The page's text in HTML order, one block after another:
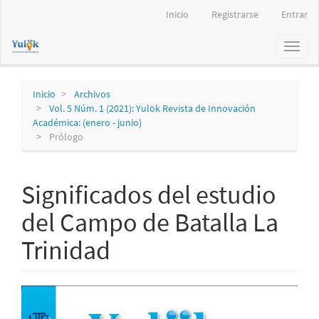
principal
Inicio Registrarse Entrar
Toggle
Inicio
Archivos
Vol. 5 Núm. 1 (2021): Yulök Revista de Innovación
Académica: (enero - junio)
Prólogo
Significados del estudio
del Campo de Batalla La
Trinidad
Barra